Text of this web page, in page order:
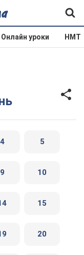
Онлайн уроки НМТ
4 5
9 10
15
20